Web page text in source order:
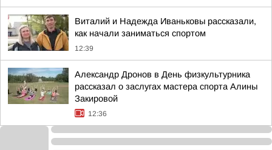
Виталий и Надежда Иваньковы рассказали,
как начали заниматься спортом
12:39
Александр Дронов в День физкультурника
рассказал о заслугах мастера спорта Алины
Закировой
12:36